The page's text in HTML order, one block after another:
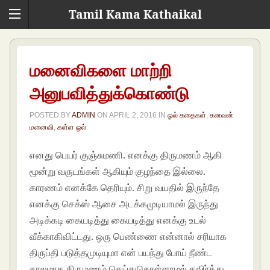
Tamil Kama Kathaikal
மனைவிகளை மாற்றி
அனுபவித்துக்கொண்டு
POSTED BYADMIN ONAPRIL 2, 2016 INஓல் கதைகள் ,கனவன்
மனைவி ,கள்ள ஓல்
எனது பெயர் குஞ்சுமணி. எனக்கு திருமணம் ஆகி
மூன்று வருடங்கள் ஆகியும் குழந்தை இல்லை.
காரணம் எனக்கே தெரியும். சிறு வயதில் இருந்தே
எனக்கு செக்ஸ் ஆசை அடக்கமுடியாமல் இருந்து
அடிக்கடி கையடித்து கையடித்து எனக்கு உடல்
வீக்காகிவிட்டது. ஒரு பெண்ணை என்னால் சரியாக
திருப்தி படுத்தமுடியுமா என் பயந்து போய் நீண்ட